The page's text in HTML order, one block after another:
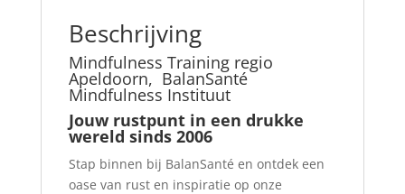
aantal
Beschrijving
Mindfulness Training regio
Apeldoorn, BalanSanté
Mindfulness Instituut
Jouw rustpunt in een drukke
wereld sinds 2006
Stap binnen bij BalanSanté en ontdek een
oase van rust en inspiratie op onze